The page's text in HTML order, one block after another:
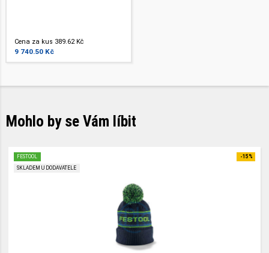
Cena za kus 389.62 Kč
9 740.50 Kč
Mohlo by se Vám líbit
SKLADEM U DODAVATELE
FESTOOL -15%